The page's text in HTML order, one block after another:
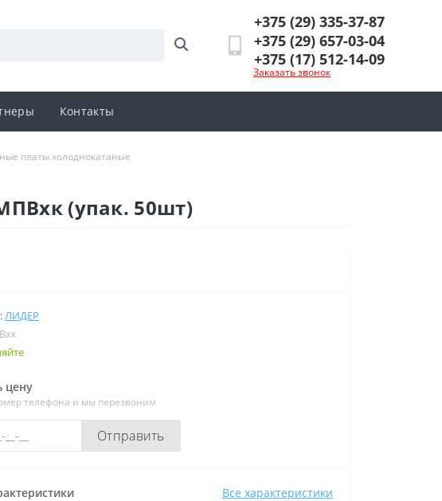
+375 (29) 335-37-87
+375 (29) 657-03-04
+375 (17) 512-14-09
Заказать звонок
Контакты
платы холоднокатаные
(упак. 50шт)
ЛИДЕР
цену
телефона и мы перезвоним
Отправить
Все характеристики